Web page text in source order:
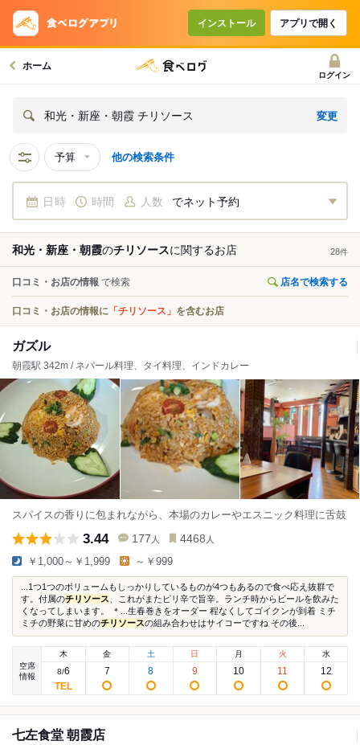
インストール アプリで開く
ホーム
ログイン
和光・新座・朝霞 チリソース 変更
予算 他の検索条件
日時 時間 人数 でネット予約
和光・新座・朝霞のチリソースに関するお店 28件
口コミ・お店の情報 で検索 店名で検索する
口コミ・お店の情報に 「チリソース」 を含むお店
ガズル
朝霞駅 342m / ネパール料理、タイ料理、インドカレー
スパイスの香りに包まれながら、本場のカレーやエスニック料理に舌鼓
3.44 177 人 4468 人
￥1,000～￥1,999 ～￥999
...1つ1つのボリュームもしっかりしているものが4つもあるので食べ応え抜群で
す。付属のチリソース 、これがまたピリ辛で旨辛。ランチ時からビールを飲みた
くなってしまいます。 ＊...生春巻きをオーダー 程なくしてゴイクンが到着 ミチ
ミチの野菜に甘めのチリソースの組み合わせはサイコーですね その後...
空席
情報
木
8/6
金
7
土
8
日
9
月
10
火
11
水
12
七左食堂 朝霞店